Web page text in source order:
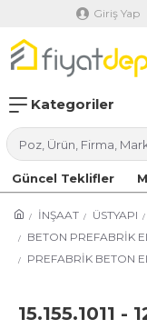
Giriş Yap
Kategoriler
Güncel Teklifler
İNŞAAT ÜSTYAPI
BETON PREFABRİK
PREFABRİK BETON
15.155.1011 -